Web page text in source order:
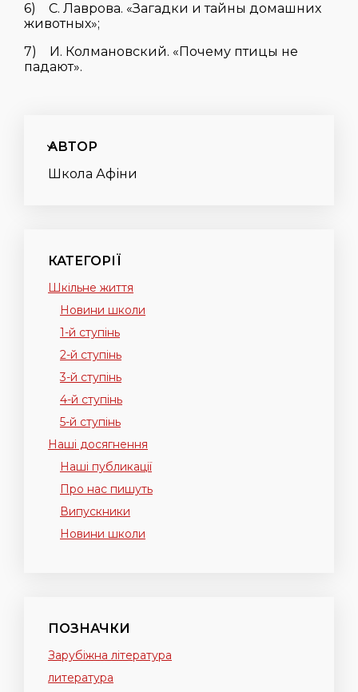
6) С. Лаврова. «Загадки и тайны домашних
животных»;
7) И. Колмановский. «Почему птицы не
падают».
АВТОР
Школа Афіни
КАТЕГОРІЇ
Шкільне життя
Новини школи
1-й ступінь
2-й ступінь
3-й ступінь
4-й ступінь
5-й ступінь
Наші досягнення
Наші публикації
Про нас пишуть
Випускники
Новини школи
ПОЗНАЧКИ
Зарубіжна література
литература